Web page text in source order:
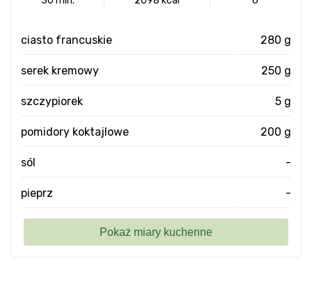
ciasto francuskie 280 g
serek kremowy 250 g
szczypiorek 5 g
pomidory koktajlowe 200 g
sól -
pieprz -